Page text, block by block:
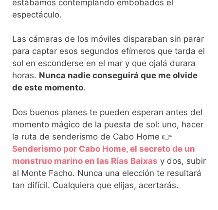
estábamos contemplando embobados el
espectáculo.
Las cámaras de los móviles disparaban sin parar
para captar esos segundos efímeros que tarda el
sol en esconderse en el mar y que ojalá durara
horas. Nunca nadie conseguirá que me olvide
de este momento.
Dos buenos planes te pueden esperan antes del
momento mágico de la puesta de sol: uno, hacer
la ruta de senderismo de Cabo Home 👉
Senderismo por Cabo Home, el secreto de un
monstruo marino en las Rías Baixas y dos, subir
al Monte Facho. Nunca una elección te resultará
tan difícil. Cualquiera que elijas, acertarás.